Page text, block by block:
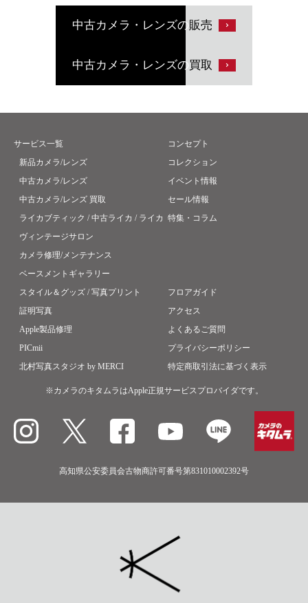
中古カメラ・レンズの販売
中古カメラ・レンズの買取
サービス一覧
新品カメラ/レンズ
中古カメラ/レンズ
中古カメラ/レンズ 買取
ライカブティック / 中古ライカ / ライカ
ヴィンテージサロン
カメラ修理/メンテナンス
ベースメントギャラリー
スタイル＆グッズ / 写真プリント
証明写真
Apple製品修理
PICmii
北村写真スタジオ by MERCI
コンセプト
コレクション
イベント情報
セール情報
特集・コラム
フロアガイド
アクセス
よくあるご質問
プライバシーポリシー
特定商取引法に基づく表示
※カメラのキタムラはApple正規サービスプロバイダです。
高知県公安委員会古物商許可番号第831010002392号